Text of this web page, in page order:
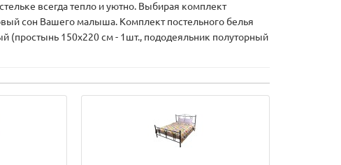
всегда тепло и уютно. Выбирая комплект
сон Вашего малыша. Комплект постельного белья
(простынь 150х220 см - 1шт., пододеяльник полуторный